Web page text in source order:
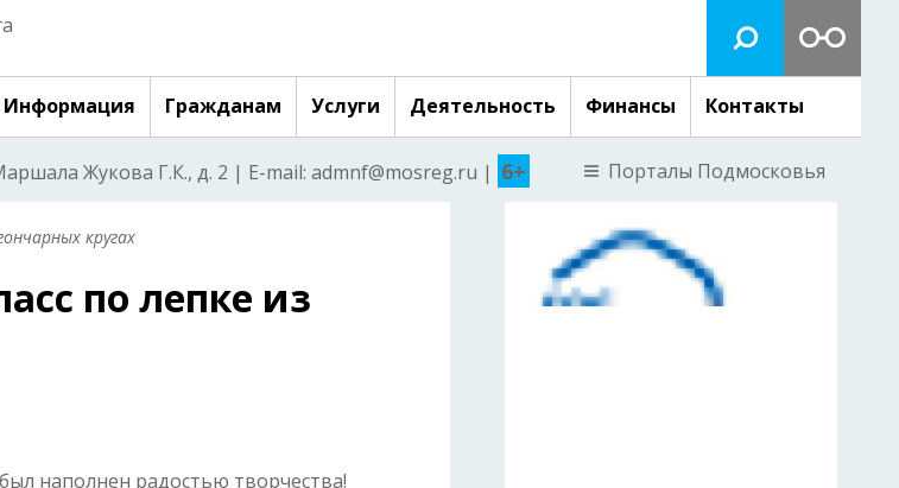
Информация Гражданам Услуги Деятельность Финансы Контакты
Жукова Г.К., д. 2 | E-mail: admnf@mosreg.ru | 6+ Порталы Подмосковья
кругах
по лепке из
наполнен радостью творчества!